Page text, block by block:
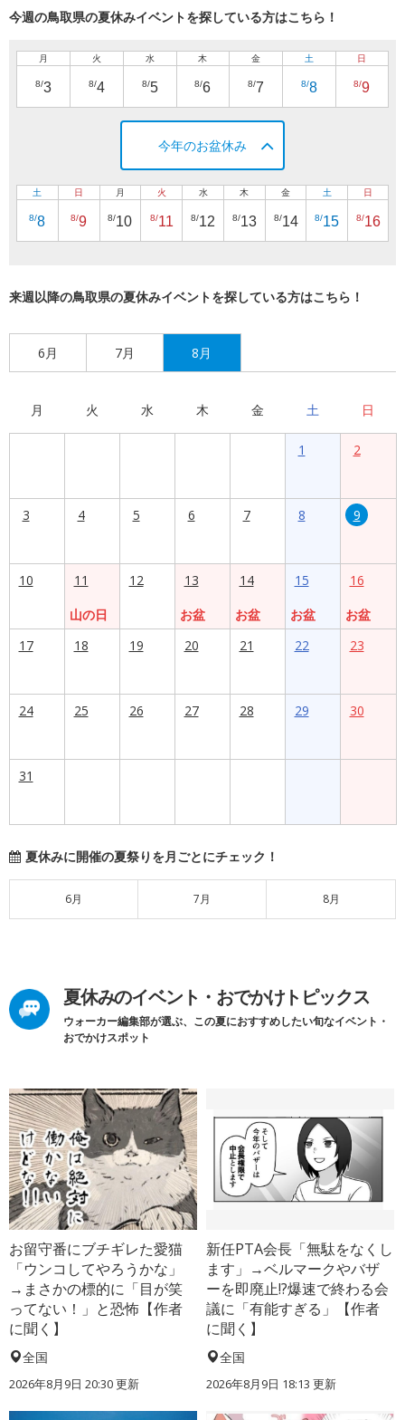
今週の鳥取県の夏休みイベントを探している方はこちら！
月
8/3
火
8/4
水
8/5
木
8/6
金
8/7
土
8/8
日
8/9
今年のお盆休み
土
8/8
日
8/9
月
8/10
火
8/11
水
8/12
木
8/13
金
8/14
土
8/15
日
8/16
来週以降の鳥取県の夏休みイベントを探している方はこちら！
6月 7月 8月
月 火 水 木 金 土 日
1 2
3 4 5 6 7 8 9
10
11
山の日
12
13
お盆
14
お盆
15
お盆
16
お盆
17
18 19 20 21 22 23
24 25 26 27 28 29 30
31
夏休みに開催の夏祭りを月ごとにチェック！
6月 7月 8月
夏休みのイベント・おでかけトピックス
ウォーカー編集部が選ぶ、この夏におすすめしたい旬なイベント・
おでかけスポット
お留守番にブチギレた愛猫
「ウンコしてやろうかな」
→まさかの標的に「目が笑
ってない！」と恐怖【作者
に聞く】
全国
2026年8月9日 20:30更新
新任PTA会長「無駄をなくし
ます」→ベルマークやバザ
ーを即廃止!?爆速で終わる会
議に「有能すぎる」【作者
に聞く】
全国
2026年8月9日 18:13 更新